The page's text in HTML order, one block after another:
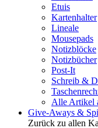
Etuis
Kartenhalter
Lineale
Mousepads
Notizblöcke
Notizbücher
Post-It
Schreib &
Alle Artikel
Give-Aways &
Zurück zu allen